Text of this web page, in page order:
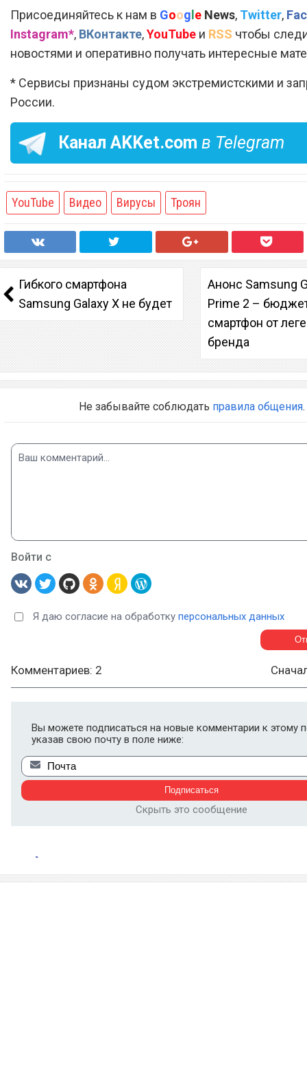
Присоединяйтесь к нам в Google News, Twitter,
Instagram*, ВКонтакте,YouTube и RSS чтобы
новостями и оперативно получать интересные
* Сервисы признаны судом экстремистскими и
России.
Канал AKKet.com в Telegram
YouTube Видео Вирусы Троян
Гибкого смартфона
Samsung Galaxy X не будет
Анонс Samsung
Prime 2 –
смартфон от
бренда
Не забывайте соблюдать правила общения.
Войти с
Я даю согласие на обработку персональных данных
Комментариев: 2
Вы можете подписаться на новые комментарии к этому
указав свою почту в поле ниже:
Скрыть это сообщение